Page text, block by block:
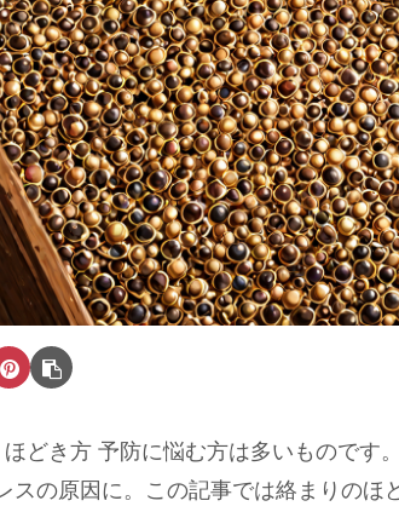
どき方 予防に悩む方は多いものです
スの原因に。この記事では絡まりのほ